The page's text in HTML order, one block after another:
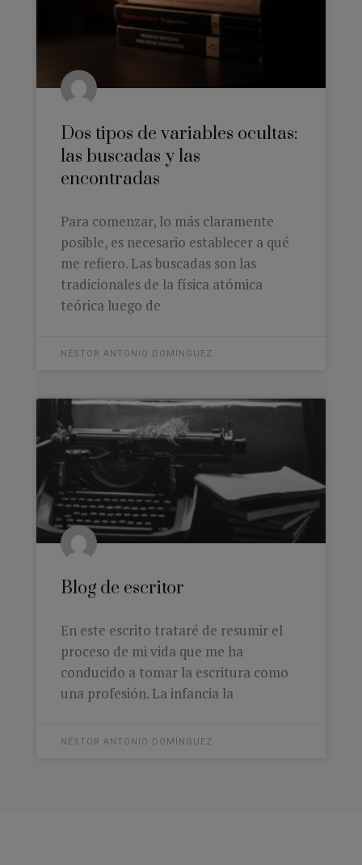
Dos tipos de variables ocultas:
las buscadas y las
encontradas
Para comenzar, lo más claramente
posible, es necesario establecer a qué
me refiero. Las buscadas son las
tradicionales de la física atómica
teórica luego de
NÉSTOR ANTONIO DOMÍNGUEZ
Blog de escritor
En este escrito trataré de resumir el
proceso de mi vida que me ha
conducido a tomar la escritura como
una profesión. La infancia la
NÉSTOR ANTONIO DOMÍNGUEZ